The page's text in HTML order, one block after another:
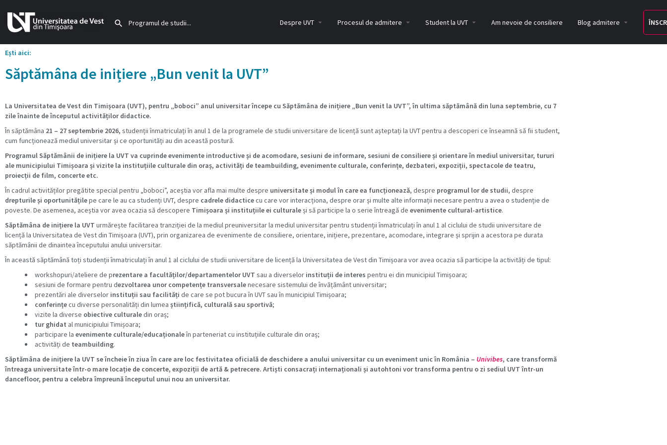
Despre UVT Procesul de admitere Student la UVT Am nevoie de consiliere Blog admitere
Ești aici:
Săptămâna de inițiere „Bun venit la UVT”
La Universitatea de Vest din Timișoara (UVT), pentru „boboci” anul universitar începe cu Săptămâna de inițiere „Bun venit la UVT”, în ultima săptămână din luna septembrie, cu 7
zile înainte de începutul activităților didactice.
În săptămâna 21 – 27 septembrie 2026, studenții înmatriculați în anul 1 de la programele de studii universitare de licență sunt așteptați la UVT pentru a descoperi ce înseamnă să fii student,
cum funcționează mediul universitar și ce oportunități au din această postură.
Programul Săptămânii de inițiere la UVT va cuprinde evenimente introductive și de acomodare, sesiuni de informare, sesiuni de consiliere și orientare în mediul universitar, tururi
ale municipiului Timișoara și vizite la instituțiile culturale din oraș, activități de teambuilding, evenimente culturale, conferințe, dezbateri, expoziții, spectacole de teatru,
proiecții de film, concerte etc.
În cadrul activităților pregătite special pentru „boboci”, aceștia vor afla mai multe despre universitate și modul în care ea funcționează, despre programul lor de studii, despre
drepturile și oportunitățilepe care le au ca studenți UVT, despre cadrele didacticecu care vor interacționa, despre orar și multe alte informații necesare pentru a avea o studenție de
poveste. De asemenea, aceștia vor avea ocazia să descopere Timișoara și instituțiile ei culturaleși să participe la o serie întreagă de evenimente cultural-artistice.
Săptămâna de inițiere la UVT urmărește facilitarea tranziției de la mediul preuniversitar la mediul universitar pentru studenții înmatriculați în anul 1 al ciclului de studii universitare de
licență la Universitatea de Vest din Timișoara (UVT), prin organizarea de evenimente de consiliere, orientare, inițiere, prezentare, acomodare, integrare și sprijin a acestora pe durata
săptămânii de dinaintea începutului anului universitar.
În această săptămână toți studenții înmatriculați în anul 1 al ciclului de studii universitare de licență la Universitatea de Vest din Timișoara vor avea ocazia să participe la activități de tipul:
workshopuri/ateliere de prezentare a facultăților/departamentelor UVT sau a diverselor instituții de interes pentru ei din municipiul Timișoara;
sesiuni de formare pentru dezvoltarea unor competențe transversalenecesare sistemului de învățământ universitar;
prezentări ale diverselor instituții sau facilități de care se pot bucura în UVT sau în municipiul Timișoara;
conferințecu diverse personalități din lumea științifică, culturală sau sportivă;
vizite la diverse obiective culturaledin oraș;
tur ghidat al municipiului Timișoara;
participare la evenimente culturale/educaționaleîn parteneriat cu instituțiile culturale din oraș;
activități de teambuilding.
Săptămâna de inițiere la UVT se încheie în ziua în care are loc festivitatea oficială de deschidere a anului universitar cu un eveniment unic în România – Univibes, care transformă
întreaga universitate într-o mare locație de concerte, expoziții de artă & petrecere. Artiști consacrați internaționali și autohtoni vor transforma pentru o zi sediul UVT într-un
dancefloor, pentru a celebra împreună începutul unui nou an universitar.